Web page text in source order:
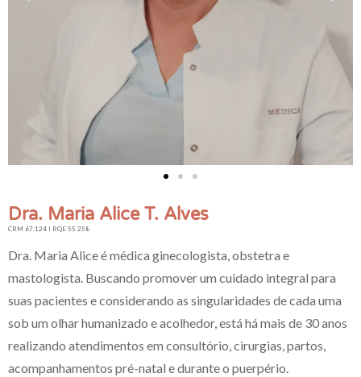
Dra. Maria Alice T. Alves
CRM 67.124 I RQE 55 258
Dra. Maria Alice é médica ginecologista, obstetra e
mastologista. Buscando promover um cuidado integral para
suas pacientes e considerando as singularidades de cada uma
sob um olhar humanizado e acolhedor, está há mais de 30 anos
realizando atendimentos em consultório, cirurgias, partos,
acompanhamentos pré-natal e durante o puerpério.